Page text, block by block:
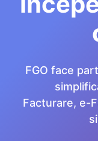
FGO face
Facturare, e-